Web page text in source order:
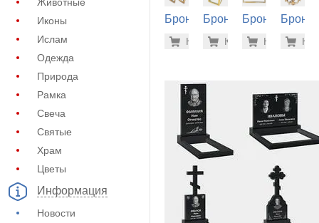
Иконы
Ислам
Одежда
Природа
Рамка
Свеча
Святые
Храм
Цветы
Информация
Новости
Бронза
памятник
-7% 74.500
Купить
Бронза
памятник
-7%
Купить
Бронза
памятник
-
Купить
Бронза